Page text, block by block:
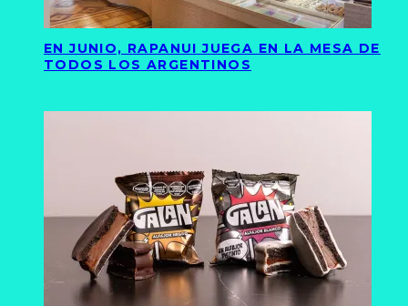
EN JUNIO, RAPANUI JUEGA EN LA MESA DE
TODOS LOS ARGENTINOS